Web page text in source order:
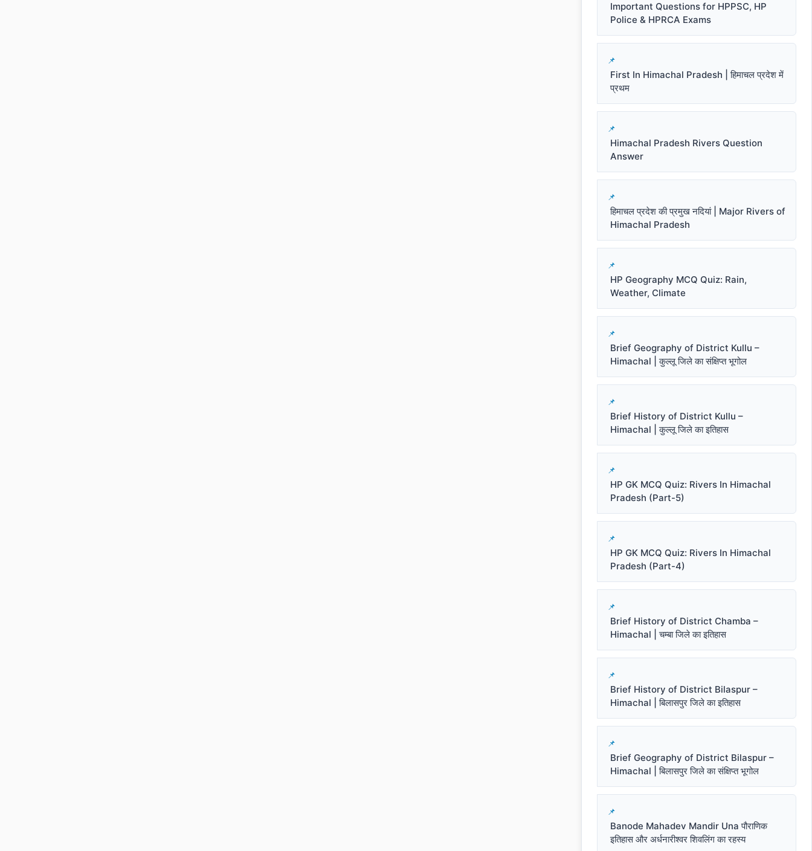
Important Questions for HPPSC, HP
Police & HPRCA Exams
First In Himachal Pradesh | हिमाचल प्रदेश में
प्रथम
Himachal Pradesh Rivers Question
Answer
हिमाचल प्रदेश की प्रमुख नदियां | Major Rivers of
Himachal Pradesh
HP Geography MCQ Quiz: Rain,
Weather, Climate
Brief Geography of District Kullu –
Himachal | कुल्लू जिले का संक्षिप्त भूगोल
Brief History of District Kullu –
Himachal | कुल्लू जिले का इतिहास
HP GK MCQ Quiz: Rivers In Himachal
Pradesh (Part-5)
HP GK MCQ Quiz: Rivers In Himachal
Pradesh (Part-4)
Brief History of District Chamba –
Himachal | चम्बा जिले का इतिहास
Brief History of District Bilaspur –
Himachal | बिलासपुर जिले का इतिहास
Brief Geography of District Bilaspur –
Himachal | बिलासपुर जिले का संक्षिप्त भूगोल
Banode Mahadev Mandir Una पौराणिक
इतिहास और अर्धनारीश्वर शिवलिंग का रहस्य